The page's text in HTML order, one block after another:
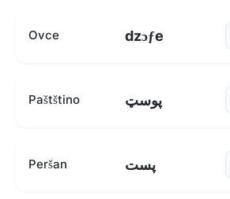
Ovce dzɔƒe
Paštštino پوسټ
Peršan پست